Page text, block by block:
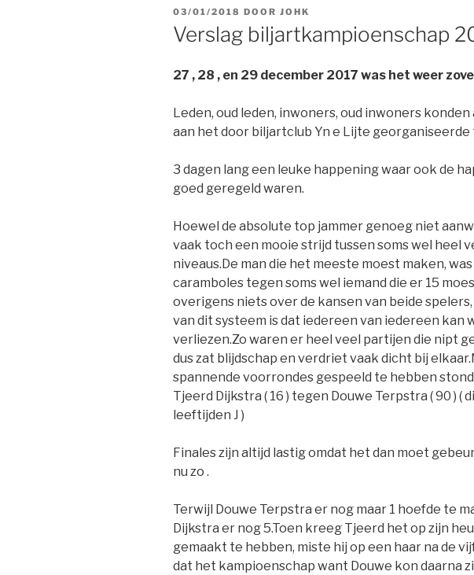
GEPLAATST
OP
03/01/2018 DOOR JOHK
Verslag biljartkampioenschap
27 , 28 , en 29 december 2017 was het weer
Leden, oud leden, inwoners, oud inwoners
aan het door biljartclub Yn e Lijte
3 dagen lang een leuke happening waar ook de
goed geregeld waren.
Hoewel de absolute top jammer genoeg niet
vaak toch een mooie strijd tussen soms wel heel
niveaus.De man die het meeste moest maken,
caramboles tegen soms wel iemand die er 15
overigens niets over de kansen van beide
van dit systeem is dat iedereen van iedereen kan
verliezen.Zo waren er heel veel partijen die nipt
dus zat blijdschap en verdriet vaak dicht bij
spannende voorrondes gespeeld te hebben
Tjeerd Dijkstra ( 16 ) tegen Douwe Terpstra ( 90 ) (
leeftijden J )
Finales zijn altijd lastig omdat het dan moet
nu zo .
Terwijl Douwe Terpstra er nog maar 1 hoefde te
Dijkstra er nog 5.Toen kreeg Tjeerd het op zijn
gemaakt te hebben, miste hij op een haar na de
dat het kampioenschap want Douwe kon daarna